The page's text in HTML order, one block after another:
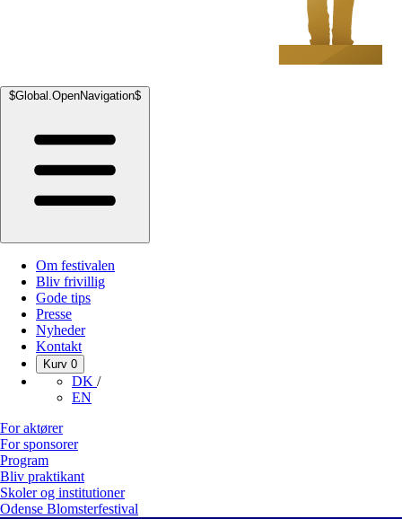
$Global.OpenNavigation$
Om festivalen
Bliv frivillig
Gode tips
Presse
Nyheder
Kontakt
Kurv 0
DK /
EN
For aktører
For sponsorer
Program
Bliv praktikant
Skoler og institutioner
Odense Blomsterfestival